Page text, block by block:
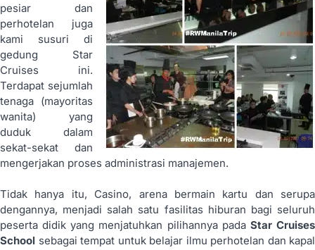
pesiar dan
perhotelan juga
kami susuri di
gedung Star
Cruises ini.
Terdapat sejumlah
tenaga (mayoritas
wanita) yang
duduk dalam
sekat-sekat dan
mengerjakan proses administrasi manajemen.
Tidak hanya itu, Casino, arena bermain kartu dan serupa
dengannya, menjadi salah satu fasilitas hiburan bagi seluruh
peserta didik yang menjatuhkan pilihannya pada Star Cruises
School sebagai tempat untuk belajar ilmu perhotelan dan kapal